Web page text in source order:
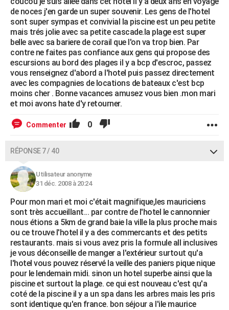
de noces j'en garde un super souvenir. Les gens de l'hotel
sont super sympas et convivial la piscine est un peu petite
mais trés jolie avec sa petite cascade.la plage est super
belle avec sa bariere de corail que l'on va trop bien. Par
contre ne faites pas confiance aux gens qui propose des
escursions au bord des plages il y a bcp d'escroc, passez
vous renseignez d'abord a l'hotel puis passez directement
avec les compagnies de locations de bateaux c'est bcp
moins cher . Bonne vacances amusez vous bien .mon mari
et moi avons hate d'y retourner.
Commenter 0
RÉPONSE 7 / 40
Utilisateur anonyme
31 déc. 2008 à 20:24
Pour mon mari et moi c'était magnifique,les mauriciens
sont très accueillant... par contre de l'hotel le cannonnier
nous étions a 5km de grand baie la ville la plus proche mais
ou ce trouve l'hotel il y a des commercants et des petits
restaurants. mais si vous avez pris la formule all inclusives
je vous déconseille de manger a l'extérieur surtout qu'a
l'hotel vous pouvez réservé la veille des paniers pique nique
pour le lendemain midi. sinon un hotel superbe ainsi que la
piscine et surtout la plage. ce qui est nouveau c'est qu'a
coté de la piscine il y a un spa dans les arbres mais les pris
sont identique qu'en france. bon séjour a l'ile maurice